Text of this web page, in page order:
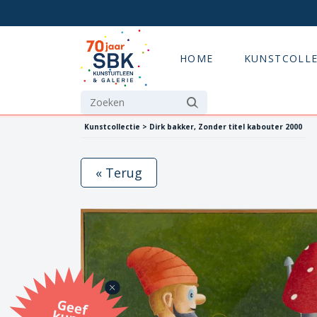
HOME
Kunstcollectie > Dirk bakker, Zonder titel kabouter 2000
G
eef
u
n
st
a
d
o
m
et
e SB
K
u
n
stb
o
n
« Terug